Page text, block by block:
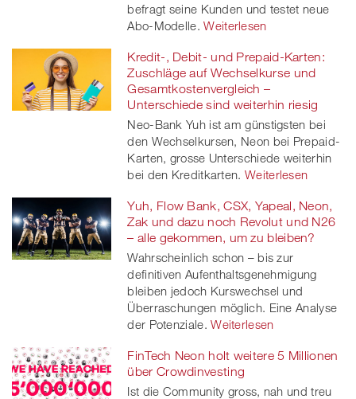
befragt seine Kunden und testet neue
Abo-Modelle. Weiterlesen
Kredit-, Debit- und Prepaid-Karten:
Zuschläge auf Wechselkurse und
Gesamtkostenvergleich –
Unterschiede sind weiterhin riesig
Neo-Bank Yuh ist am günstigsten bei
den Wechselkursen, Neon bei Prepaid-
Karten, grosse Unterschiede weiterhin
bei den Kreditkarten. Weiterlesen
Yuh, Flow Bank, CSX, Yapeal, Neon,
Zak und dazu noch Revolut und N26
– alle gekommen, um zu bleiben?
Wahrscheinlich schon – bis zur
definitiven Aufenthaltsgenehmigung
bleiben jedoch Kurswechsel und
Überraschungen möglich. Eine Analyse
der Potenziale. Weiterlesen
FinTech Neon holt weitere 5 Millionen
über Crowdinvesting
Ist die Community gross, nah und treu